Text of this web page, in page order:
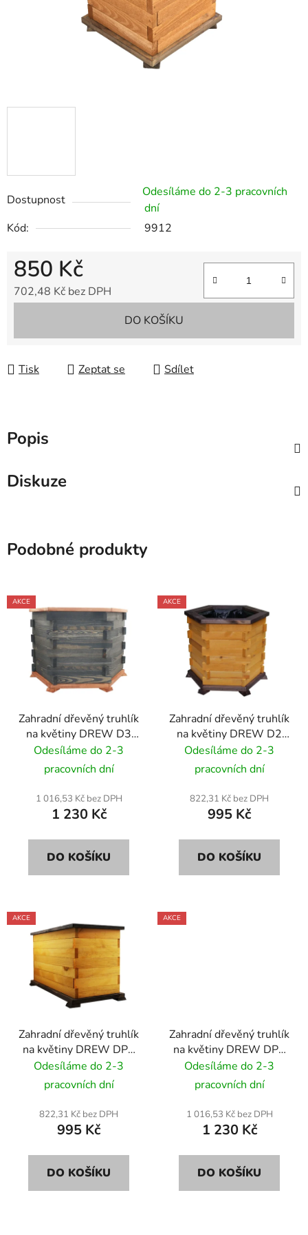
Dostupnost
Odesíláme do 2-3 pracovních
dní
Kód:
9912
850 Kč
702,48 Kč bez DPH
DO KOŠÍKU
Tisk Zeptat se Sdílet
Popis
Diskuze
Podobné produkty
AKCE
Zahradní dřevěný truhlík
na květiny DREW D3
62x62x42 cm
Odesíláme do 2-3
pracovních dní
1 016,53 Kč bez DPH
1 230 Kč
DO KOŠÍKU
AKCE
Zahradní dřevěný truhlík
na květiny DREW D2
50x50x40 cm
Odesíláme do 2-3
pracovních dní
822,31 Kč bez DPH
995 Kč
DO KOŠÍKU
AKCE
Zahradní dřevěný truhlík
na květiny DREW DP2
62x30x32 cm
Odesíláme do 2-3
pracovních dní
822,31 Kč bez DPH
995 Kč
DO KOŠÍKU
AKCE
Zahradní dřevěný truhlík
na květiny DREW DP3
84,5x40x41 cm
Odesíláme do 2-3
pracovních dní
1 016,53 Kč bez DPH
1 230 Kč
DO KOŠÍKU